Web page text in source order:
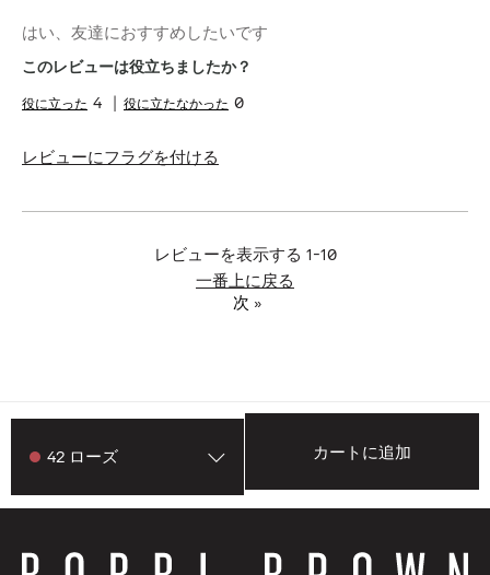
はい、友達におすすめしたいです
このレビューは役立ちましたか？
4 0
レビューにフラグを付ける
レビューを表示する 1-10
一番上に戻る
次 »
42 ローズ カートに追加